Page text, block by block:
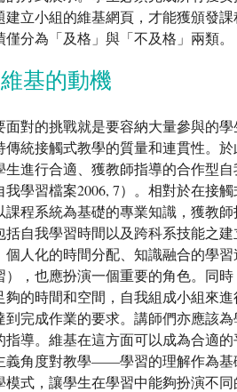
建立小組的維基網頁，才能獲頒發課
分為「及格」與「不及格」兩類。
基的動機
面對的挑戰就是要容納大量參與的
傳統接觸式教學的質量和連貫性。
生進行合適、獲教師指導的合作型
我學習檔案2006, 7）。相對於在接
課程系統為基礎的專業知識，獲教
括自我學習時間以及跨科系技能之
個人化的時間分配、知識融合的學
），也應扮演一個重要的角色。同
夠的時間和空間，自我組成小組來
到完成作業的要求。講師們亦應該
指導。維基在這方面可以成為合適
義角度對教學——學習的理解作為基
模式，讓學生在學習中能夠扮演不同